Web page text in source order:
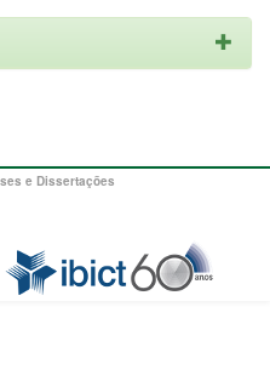
e Dissertações